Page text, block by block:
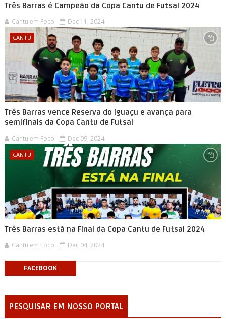
Três Barras é Campeão da Copa Cantu de Futsal 2024
Cantu em Foco Dec 11, 2024
CANTU
Três Barras vence Reserva do Iguaçu e avança para
semifinais da Copa Cantu de Futsal
Cantu em Foco Dec 09, 2024
CANTU
Três Barras está na Final da Copa Cantu de Futsal 2024
Cantu em Foco Dec 04, 2024
FACEBOOK
PESQUISAR EM NOSSO PORTAL